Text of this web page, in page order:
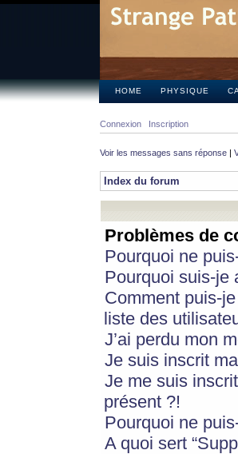
HOME PHYSIQUE
Connexion Inscription
Voir les messages sans réponse |
Index du forum
Problèmes de
Pourquoi ne
Pourquoi suis-je
Comment puis-
liste des
J’ai perdu mon
Je suis inscrit
Je me suis
présent ?!
Pourquoi ne
A quoi sert